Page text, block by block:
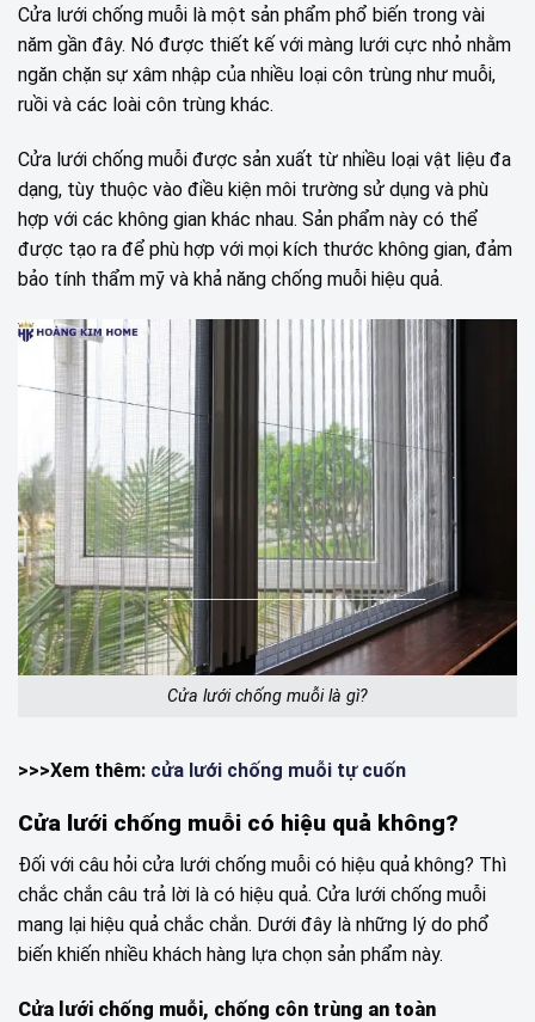
Cửa lưới chống muỗi là một sản phẩm phổ biến trong vài
năm gần đây. Nó được thiết kế với màng lưới cực nhỏ nhằm
ngăn chặn sự xâm nhập của nhiều loại côn trùng như muỗi,
ruồi và các loài côn trùng khác.
Cửa lưới chống muỗi được sản xuất từ nhiều loại vật liệu đa
dạng, tùy thuộc vào điều kiện môi trường sử dụng và phù
hợp với các không gian khác nhau. Sản phẩm này có thể
được tạo ra để phù hợp với mọi kích thước không gian, đảm
bảo tính thẩm mỹ và khả năng chống muỗi hiệu quả.
Cửa lưới chống muỗi là gì?
>>>Xem thêm: cửa lưới chống muỗi tự cuốn
Cửa lưới chống muỗi có hiệu quả không?
Đối với câu hỏi cửa lưới chống muỗi có hiệu quả không? Thì
chắc chắn câu trả lời là có hiệu quả. Cửa lưới chống muỗi
mang lại hiệu quả chắc chắn. Dưới đây là những lý do phổ
biến khiến nhiều khách hàng lựa chọn sản phẩm này.
Cửa lưới chống muỗi, chống côn trùng an toàn